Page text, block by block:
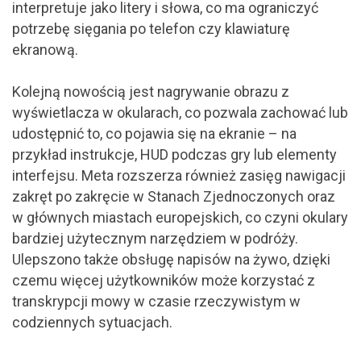
interpretuje jako litery i słowa, co ma ograniczyć
potrzebę sięgania po telefon czy klawiaturę
ekranową.
Kolejną nowością jest nagrywanie obrazu z
wyświetlacza w okularach, co pozwala zachować lub
udostępnić to, co pojawia się na ekranie – na
przykład instrukcje, HUD podczas gry lub elementy
interfejsu. Meta rozszerza również zasięg nawigacji
zakręt po zakręcie w Stanach Zjednoczonych oraz
w głównych miastach europejskich, co czyni okulary
bardziej użytecznym narzędziem w podróży.
Ulepszono także obsługę napisów na żywo, dzięki
czemu więcej użytkowników może korzystać z
transkrypcji mowy w czasie rzeczywistym w
codziennych sytuacjach.